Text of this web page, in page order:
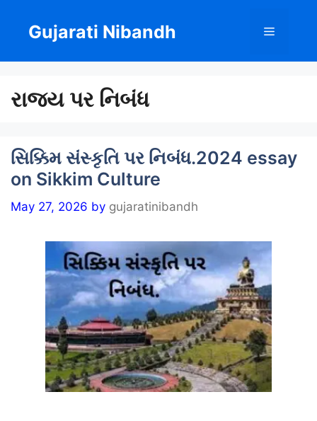
content
Gujarati Nibandh Menu
રાજ્ય પર નિબંધ
સિક્કિમ સંસ્કૃતિ પર નિબંધ.2024 essay
on Sikkim Culture
May 27, 2026 by gujaratinibandh